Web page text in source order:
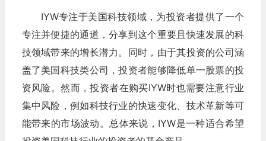
IYW专注于美国科技领域，为投资者提供了一个
专注并便捷的通道，分享到这个重要且快速发展的科
技领域带来的增长潜力。同时，由于其投资的公司涵
盖了美国科技类公司，投资者能够降低单一股票的投
资风险。然而，投资者在购买IYW时也需要注意行业
集中风险，例如科技行业的快速变化、技术革新等可
能带来的市场波动。总体来说，IYW是一种适合希望